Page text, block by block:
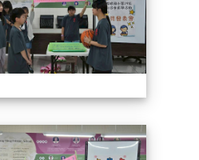
候選人政見發表會 114自治